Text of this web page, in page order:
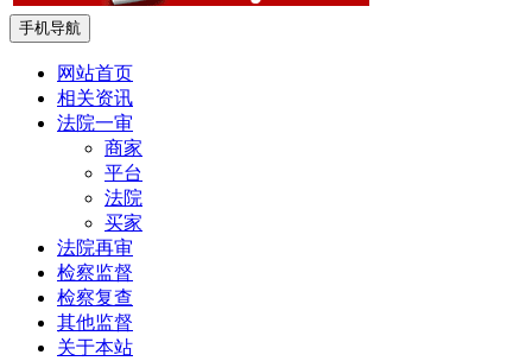
手机导航
网站首页
相关资讯
法院一审
商家
平台
法院
买家
法院再审
检察监督
检察复查
其他监督
关于本站